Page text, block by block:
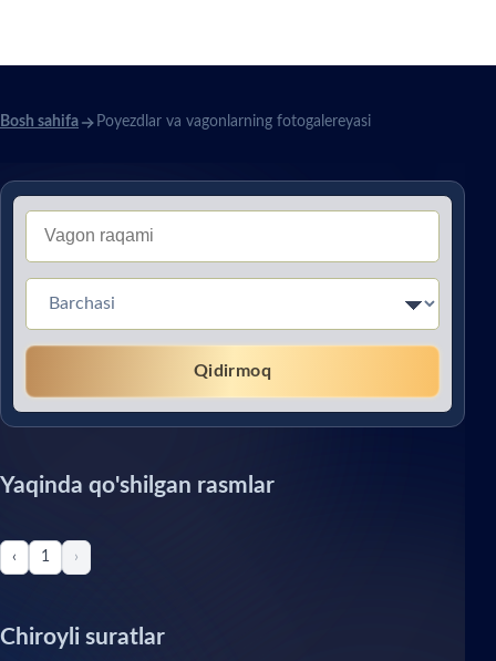
Bosh sahifa Poyezdlar va vagonlarning fotogalereyasi
Тип вагона (Без перевода)
Qidirmoq
Yaqinda qo'shilgan rasmlar
‹ 1 ›
Chiroyli suratlar